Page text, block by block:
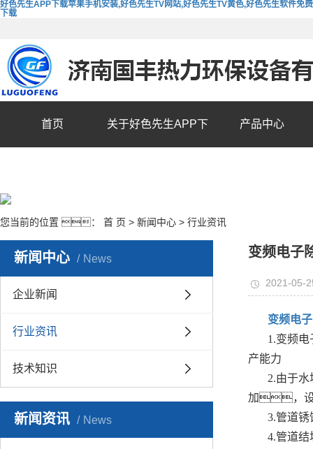
好色先生APP下载苹果手机安装,好色先生TV网站,好色先生TV黄色,好色先生软件免费
下载
首页 关于好色先生APP下 产品中心
您当前的位置 ： 首 页 > 新闻中心 > 行业资讯
新闻中心 News
企业新闻
行业资讯
技术知识
新闻资讯 News
变频电子
2021-05-
变频电
1.变频电
产能力
2.由于
加，设
3.管道
4.管道